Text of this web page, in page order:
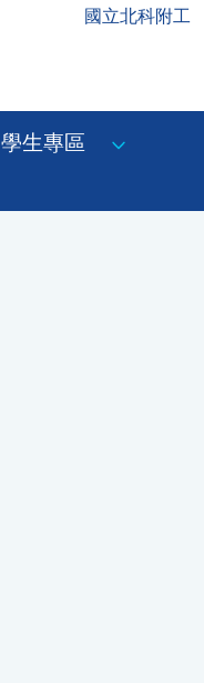
國立北科附工
學生專區